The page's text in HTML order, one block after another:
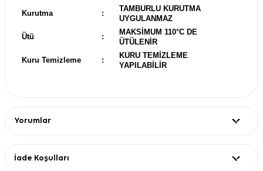
Kurutma :
TAMBURLU KURUTMA
UYGULANMAZ
Ütü :
MAKSİMUM 110°C DE
ÜTÜLENİR
Kuru Temizleme :
KURU TEMİZLEME
YAPILABİLİR
Yorumlar
İade Koşulları